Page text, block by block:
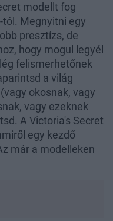
modellt fog
tól. Megnyitni egy
presztízs, de
hogy mogul legyél
felismerhetőnek
a világ
okosnak, vagy
vagy ezeknek
A Victoria's Secret
egy kezdő
már a modelleken